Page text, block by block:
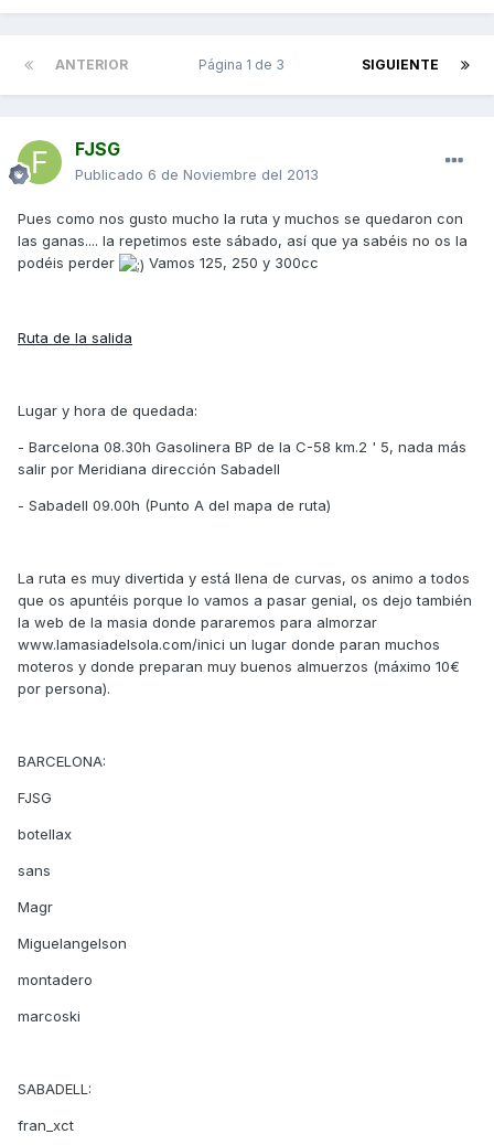
ANTERIOR SIGUIENTE
Página 1 de 3
FJSG
Publicado 6 de Noviembre del 2013
Pues como nos gusto mucho la ruta y muchos se quedaron con
las ganas.... la repetimos este sábado, así que ya sabéis no os la
podéis perder
Vamos 125, 250 y 300cc
Ruta de la salida
Lugar y hora de quedada:
- Barcelona 08.30h Gasolinera BP de la C-58 km.2 ' 5, nada más
salir por Meridiana dirección Sabadell
- Sabadell 09.00h (Punto A del mapa de ruta)
La ruta es muy divertida y está llena de curvas, os animo a todos
que os apuntéis porque lo vamos a pasar genial, os dejo también
la web de la masia donde pararemos para almorzar
www.lamasiadelsola.com/inici un lugar donde paran muchos
moteros y donde preparan muy buenos almuerzos (máximo 10€
por persona).
BARCELONA:
FJSG
botellax
sans
Magr
Miguelangelson
montadero
marcoski
SABADELL:
fran_xct